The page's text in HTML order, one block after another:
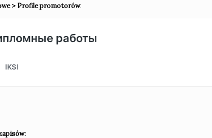
> Profile promotorów.